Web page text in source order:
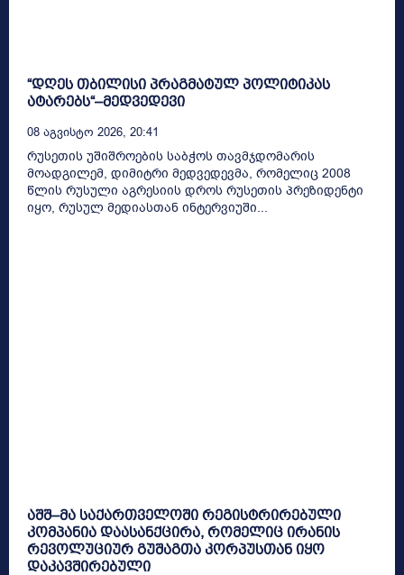
“დღეს თბილისი პრაგმატულ პოლიტიკას
ატარებს“–მედვედევი
08 Აგვისტო 2026, 20:41
რუსეთის უშიშროების საბჭოს თავმჯდომარის
მოადგილემ, დიმიტრი მედვედევმა, რომელიც 2008
წლის რუსული აგრესიის დროს რუსეთის პრეზიდენტი
იყო, რუსულ მედიასთან ინტერვიუში...
აშშ–მა საქართველოში რეგისტრირებული
კომპანია დაასანქცირა, რომელიც ირანის
რევოლუციურ გუშაგთა კორპუსთან იყო
დაკავშირებული